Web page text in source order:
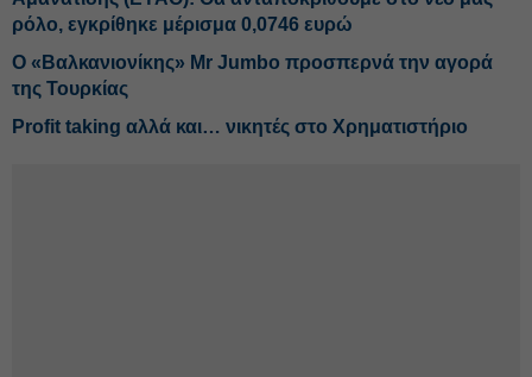
ρόλο, εγκρίθηκε μέρισμα 0,0746 ευρώ
Ο «Βαλκανιονίκης» Mr Jumbo προσπερνά την αγορά
της Τουρκίας
Profit taking αλλά και… νικητές στο Χρηματιστήριο